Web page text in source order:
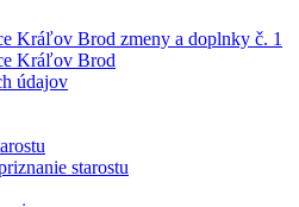
Kráľov Brod zmeny a doplnky č. 1
Kráľov Brod
údajov
starostu